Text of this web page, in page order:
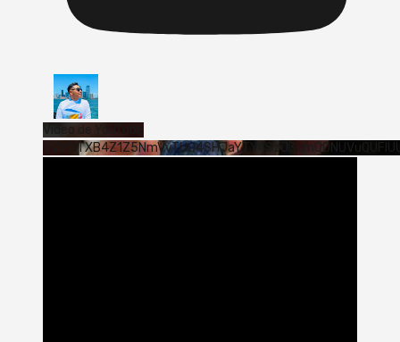
Vídeo de YouTube